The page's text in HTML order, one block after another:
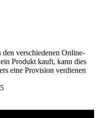
verschiedenen Online-
Produkt kauft, kann dies
eine Provision verdienen